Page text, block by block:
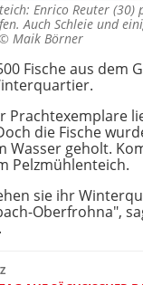
Enrico Reuter
Auch Schleie und
Maik Börner
Fische aus dem
Prachtexemplare
die Fische
Wasser geholt.
Pelzmühlenteich.
sie ihr
Oberfrohna",